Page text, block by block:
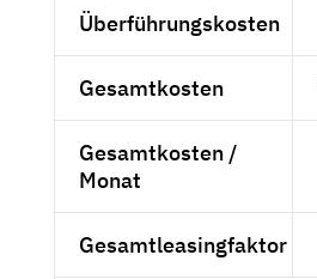
Überführungskosten
Gesamtkosten
Gesamtkosten /
Monat
Gesamtleasingfaktor